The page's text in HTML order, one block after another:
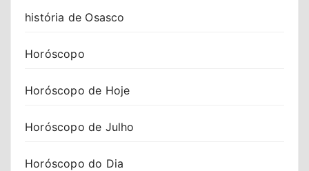
história de Osasco
Horóscopo
Horóscopo de Hoje
Horóscopo de Julho
Horóscopo do Dia